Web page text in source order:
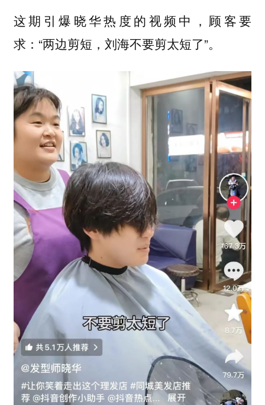
这期引爆晓华热度的视频中，顾客要
求：“两边剪短，刘海不要剪太短了”。